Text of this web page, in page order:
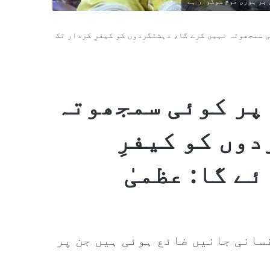
سمجھوتہ نہیں کرے گا، دہشتگردوں کو کیفرِ کردار تک
کوئی سمجھوتہ
کو کیفرِ
گا: عظمیٰ
جانیں ضائع ہوئی ہیں جن پر